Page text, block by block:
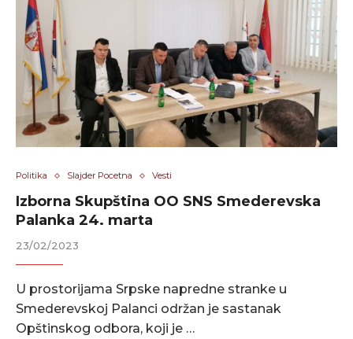
Politika Slajder Pocetna Vesti
Izborna Skupština OO SNS Smederevska
Palanka 24. marta
23/02/2023
U prostorijama Srpske napredne stranke u
Smederevskoj Palanci održan je sastanak
Opštinskog odbora, koji je …